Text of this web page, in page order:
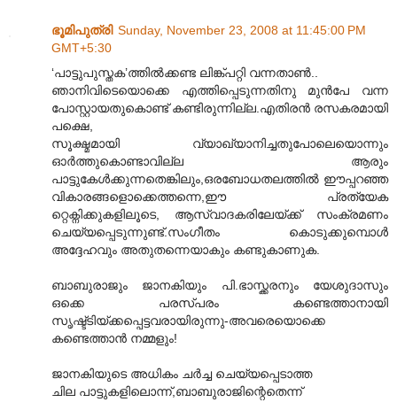
ഭൂമിപുത്രി Sunday, November 23, 2008 at 11:45:00 PM
GMT+5:30
‘പാട്ടുപുസ്തക’ത്തിൽക്കണ്ട ലിങ്ക്പറ്റി വന്നതാൺ..
ഞാനിവിടെയൊക്കെ എത്തിപ്പെടുന്നതിനു മുൻപേ വന്ന
പോസ്റ്റായതുകൊണ്ട് കണ്ടിരുന്നില്ല.എതിരൻ രസകരമായി
പക്ഷെ,
സൂക്ഷ്മമായി വ്യാഖ്യാനിച്ചതുപോലെയൊന്നും
ഓർത്തുകൊണ്ടാവില്ല ആരും
പാട്ടുകേൾക്കുന്നതെങ്കിലും,ഒരബോധതലത്തിൽ ഈപ്പറഞ്ഞ
വികാരങ്ങളൊക്കെത്തന്നെ,ഈ പ്രത്യേക
റ്റെക്നിക്കുകളിലൂടെ, ആസ്വാദകരിലേയ്ക്ക് സംക്രമണം
ചെയ്യപ്പെടുന്നുണ്ട്.സംഗീതം കൊടുക്കുമ്പൊൾ
അദ്ദേഹവും അതുതന്നെയാകും കണ്ടുകാണുക.
ബാബുരാജും ജാനകിയും പി.ഭാസ്ക്കരനും യേശുദാസും
ഒക്കെ പരസ്പരം കണ്ടെത്താനായി
സൃഷ്ട്ടിയ്ക്കപ്പെട്ടവരായിരുന്നു-അവരെയൊക്കെ
കണ്ടെത്താൻ നമ്മളും!
ജാനകിയുടെ അധികം ചർച്ച ചെയ്യപ്പെടാത്ത
ചില പാട്ടുകളിലൊന്ന്,ബാബുരാജിന്റെതെന്ന്